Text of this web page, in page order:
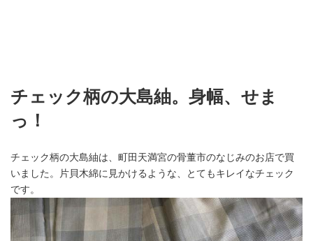
チェック柄の大島紬。身幅、せま
っ！
チェック柄の大島紬は、町田天満宮の骨董市のなじみのお店で買
いました。片貝木綿に見かけるような、とてもキレイなチェック
です。